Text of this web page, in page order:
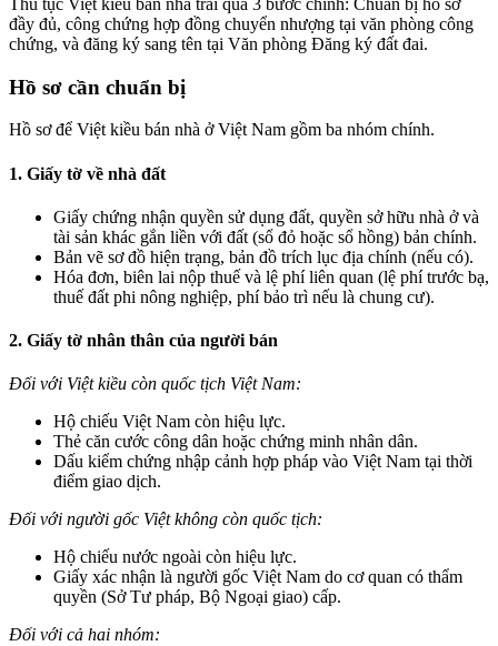
đầy đủ, công chứng hợp đồng chuyển nhượng tại văn phòng công
chứng, và đăng ký sang tên tại Văn phòng Đăng ký đất đai.
Hồ sơ cần chuẩn bị
Hồ sơ để Việt kiều bán nhà ở Việt Nam gồm ba nhóm chính.
1. Giấy tờ về nhà đất
Giấy chứng nhận quyền sử dụng đất, quyền sở hữu nhà ở và
tài sản khác gắn liền với đất (sổ đỏ hoặc sổ hồng) bản chính.
Bản vẽ sơ đồ hiện trạng, bản đồ trích lục địa chính (nếu có).
Hóa đơn, biên lai nộp thuế và lệ phí liên quan (lệ phí trước bạ,
thuế đất phi nông nghiệp, phí bảo trì nếu là chung cư).
2. Giấy tờ nhân thân của người bán
Đối với Việt kiều còn quốc tịch Việt Nam:
Hộ chiếu Việt Nam còn hiệu lực.
Thẻ căn cước công dân hoặc chứng minh nhân dân.
Dấu kiểm chứng nhập cảnh hợp pháp vào Việt Nam tại thời
điểm giao dịch.
Đối với người gốc Việt không còn quốc tịch:
Hộ chiếu nước ngoài còn hiệu lực.
Giấy xác nhận là người gốc Việt Nam do cơ quan có thẩm
quyền (Sở Tư pháp, Bộ Ngoại giao) cấp.
Đối với cả hai nhóm: